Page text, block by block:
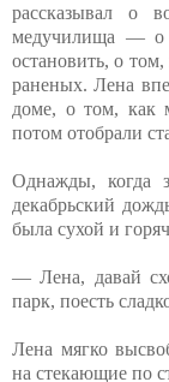
рассказывал о
медучилища — о
остановить, о
раненых. Лена
доме, о том, как
потом отобрали
Однажды, когда
декабрьский
была сухой и
— Лена, давай
парк, поесть
Лена мягко
на стекающие по